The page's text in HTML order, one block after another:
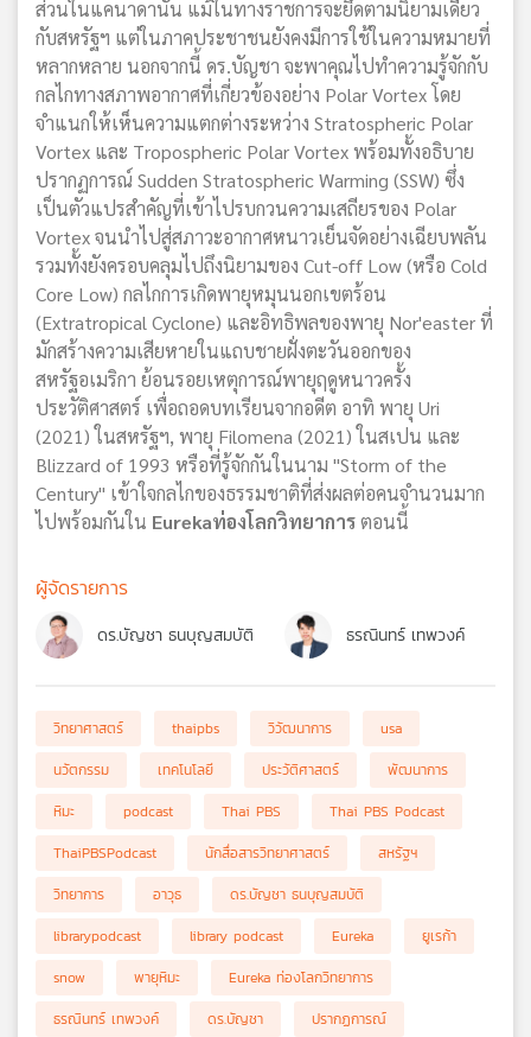
ส่วนในแคนาดานั้น แม้ในทางราชการจะยึดตามนิยามเดียว
กับสหรัฐฯ แต่ในภาคประชาชนยังคงมีการใช้ในความหมายที่
หลากหลาย นอกจากนี้ ดร.บัญชา จะพาคุณไปทำความรู้จักกับ
กลไกทางสภาพอากาศที่เกี่ยวข้องอย่าง Polar Vortex โดย
จำแนกให้เห็นความแตกต่างระหว่าง Stratospheric Polar
Vortex และ Tropospheric Polar Vortex พร้อมทั้งอธิบาย
ปรากฏการณ์ Sudden Stratospheric Warming (SSW) ซึ่ง
เป็นตัวแปรสำคัญที่เข้าไปรบกวนความเสถียรของ Polar
Vortex จนนำไปสู่สภาวะอากาศหนาวเย็นจัดอย่างเฉียบพลัน
รวมทั้งยังครอบคลุมไปถึงนิยามของ Cut-off Low (หรือ Cold
Core Low) กลไกการเกิดพายุหมุนนอกเขตร้อน
(Extratropical Cyclone) และอิทธิพลของพายุ Nor'easter ที่
มักสร้างความเสียหายในแถบชายฝั่งตะวันออกของ
สหรัฐอเมริกา ย้อนรอยเหตุการณ์พายุฤดูหนาวครั้ง
ประวัติศาสตร์ เพื่อถอดบทเรียนจากอดีต อาทิ พายุ Uri
(2021) ในสหรัฐฯ, พายุ Filomena (2021) ในสเปน และ
Blizzard of 1993 หรือที่รู้จักกันในนาม "Storm of the
Century" เข้าใจกลไกของธรรมชาติที่ส่งผลต่อคนจำนวนมาก
ไปพร้อมกันใน Eurekaท่องโลกวิทยาการตอนนี้
ผู้จัดรายการ
ดร.บัญชา ธนบุญสมบัติ ธรณินทร์ เทพวงค์
วิทยาศาสตร์ thaipbs วิวัฒนาการ
usa
นวัตกรรม
เทคโนโลยี ประวัติศาสตร์
พัฒนาการ
หิมะ
podcast Thai PBS
Thai PBS Podcast
ThaiPBSPodcast
นักสื่อสารวิทยาศาสตร์
สหรัฐฯ
วิทยาการ
อาวุธ
ดร.บัญชา ธนบุญสมบัติ
librarypodcast
library podcast Eureka
ยูเรก้า
snow
พายุหิมะ
Eureka ท่องโลกวิทยาการ
ธรณินทร์ เทพวงค์
ดร.บัญชา
ปรากฏการณ์